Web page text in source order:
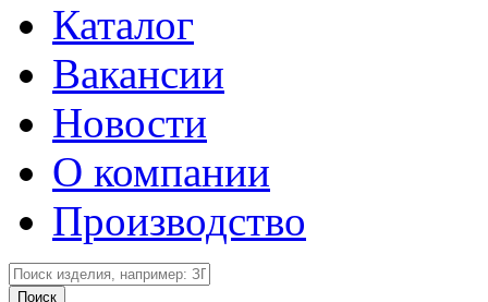
Каталог
Вакансии
Новости
О компании
Производство